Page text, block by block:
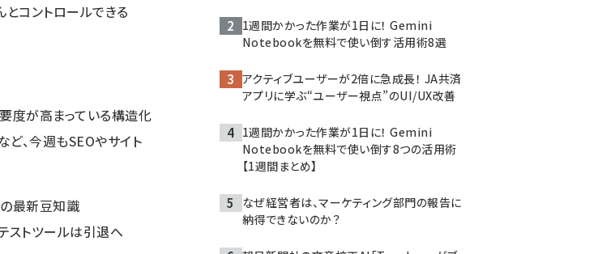
コントロールできる
度が高まっている構造化
ど、今週もSEOやサイト
最新豆知識
ストツールは引退へ
1週間かかった作業が1日に！ Gemini
Notebookを無料で使い倒す活用術8選
アクティブユーザーが2倍に急成長！ JA共済
アプリに学ぶ“ユーザー視点”のUI/UX改善
1週間かかった作業が1日に！ Gemini
Notebookを無料で使い倒す8つの活用術
【1週間まとめ】
なぜ経営者は、マーケティング部門の報告に
納得できないのか？